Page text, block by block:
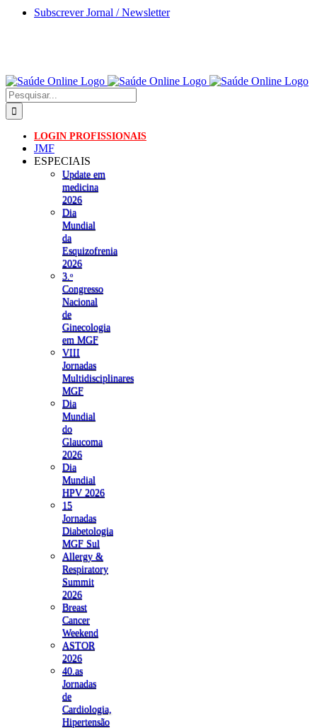
Skip
Subscrever Jornal / Newsletter
Pesquisar
LOGIN PROFISSIONAIS
JMF
ESPECIAIS
Update em
medicina
2026
Dia
Mundial
da
Esquizofrenia
2026
3.ᵒ
Congresso
Nacional
de
Ginecologia
em MGF
VIII
Jornadas
Multidisciplinares
MGF
Dia
Mundial
do
Glaucoma
2026
Dia
Mundial
HPV 2026
15
Jornadas
Diabetologia
MGF Sul
Allergy &
Respiratory
Summit
2026
Breast
Cancer
Weekend
ASTOR
2026
40.as
Jornadas
de
Cardiologia,
Hipertensão